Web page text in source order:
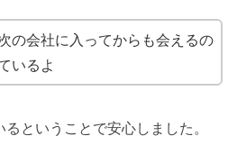
の会社に入ってからも会えるの
いるよ
ということで安心しました。